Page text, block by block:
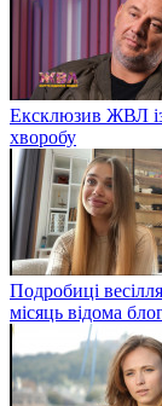
Ексклюзив ЖВЛ
хворобу
Подробиці
місяць відома